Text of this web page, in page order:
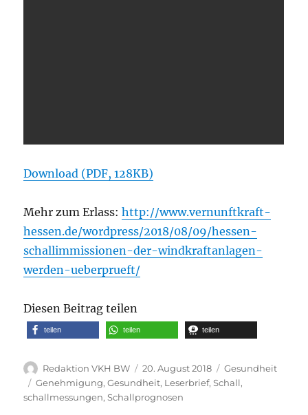
Download (PDF, 128KB)
Mehr zum Erlass:http://www.vernunftkraft-
hessen.de/wordpress/2018/08/09/hessen-
schallimmissionen-der-windkraftanlagen-
werden-ueberprueft/
Diesen Beitrag teilen
teilen teilen teilen
Autor
Redaktion VKH BW
Veröffentlicht
am
20. August 2018 Kategorien
Gesundheit
Schlagwörter
Genehmigung,Gesundheit, Leserbrief,Schall,
schallmessungen,Schallprognosen